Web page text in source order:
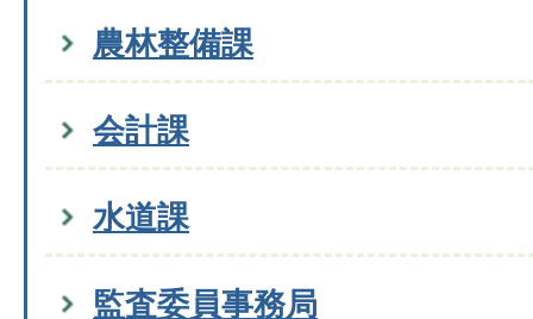
農林整備課
会計課
水道課
監査委員事務局